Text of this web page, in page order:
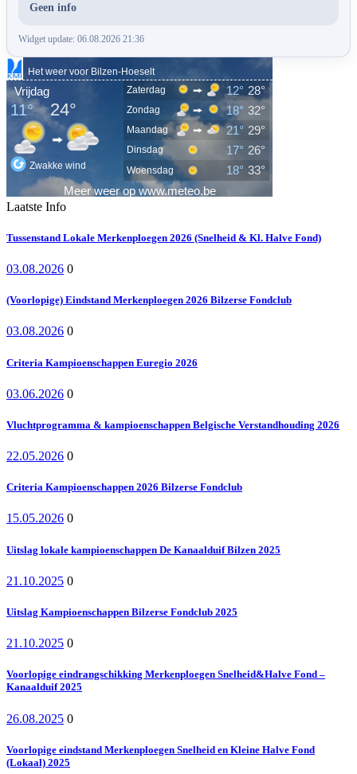
Geen info
Widget update: 06.08.2026 21:36
Laatste Info
Tussenstand Lokale Merkenploegen 2026 (Snelheid & Kl. Halve Fond)
03.08.2026 0
(Voorlopige) Eindstand Merkenploegen 2026 Bilzerse Fondclub
03.08.2026 0
Criteria Kampioenschappen Euregio 2026
03.06.2026 0
Vluchtprogramma & kampioenschappen Belgische Verstandhouding 2026
22.05.2026 0
Criteria Kampioenschappen 2026 Bilzerse Fondclub
15.05.2026 0
Uitslag lokale kampioenschappen De Kanaalduif Bilzen 2025
21.10.2025 0
Uitslag Kampioenschappen Bilzerse Fondclub 2025
21.10.2025 0
Voorlopige eindrangschikking Merkenploegen Snelheid&Halve Fond –
Kanaalduif 2025
26.08.2025 0
Voorlopige eindstand Merkenploegen Snelheid en Kleine Halve Fond
(Lokaal) 2025